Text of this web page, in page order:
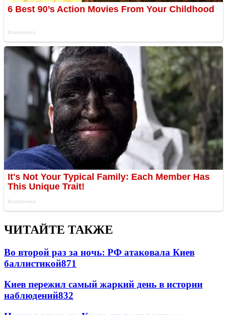
ЧИТАЙТЕ ТАКЖЕ
Во второй раз за ночь: РФ атаковала Киев
баллистикой871
Киев пережил самый жаркий день в истории
наблюдений832